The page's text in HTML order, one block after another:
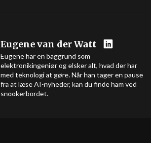
Eugene van der Watt
Eugene har en baggrund som
elektronikingeniør og elsker alt, hvad der har
med teknologi at gøre. Når han tager en pause
fra at læse AI-nyheder, kan du finde ham ved
snookerbordet.